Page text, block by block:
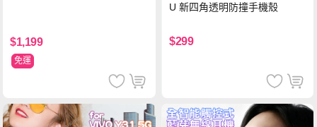
$1,199
免運
U 新四角透明防撞手機殼
$299